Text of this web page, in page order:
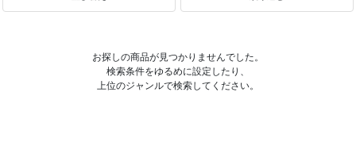
お探しの商品が見つかりませんでした。
検索条件をゆるめに設定したり、
上位のジャンルで検索してください。